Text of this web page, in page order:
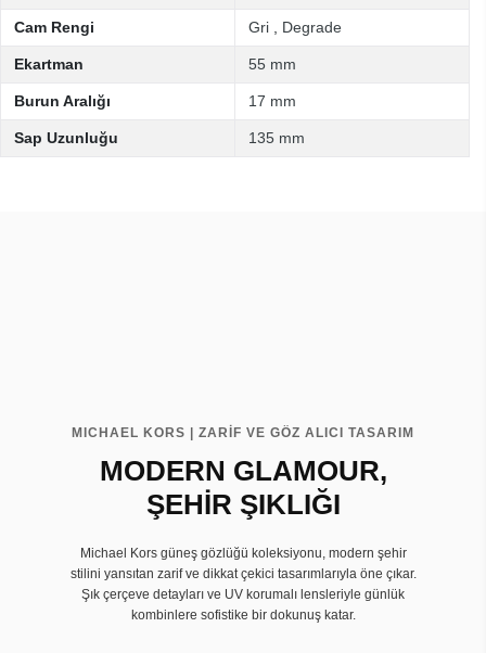
Cam Rengi Gri Degrade
Ekartman 55 mm
Burun Aralığı 17 mm
Sap Uzunluğu 135 mm
MICHAEL KORS | ZARİF VE GÖZ ALICI TASARIM
MODERN GLAMOUR,
ŞEHİR ŞIKLIĞI
Michael Kors güneş gözlüğü koleksiyonu, modern şehir
stilini yansıtan zarif ve dikkat çekici tasarımlarıyla öne çıkar.
Şık çerçeve detayları ve UV korumalı lensleriyle günlük
kombinlere sofistike bir dokunuş katar.